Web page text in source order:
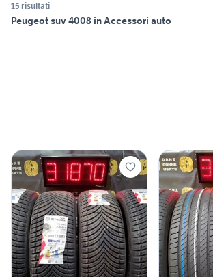
15 risultati
Peugeot suv 4008 in Accessori auto